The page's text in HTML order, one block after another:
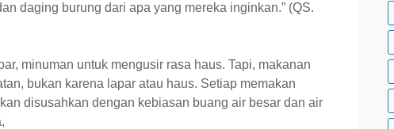
daging burung dari apa yang mereka inginkan.” (QS.
minuman untuk mengusir rasa haus. Tapi, makanan
bukan karena lapar atau haus. Setiap memakan
disusahkan dengan kebiasan buang air besar dan air